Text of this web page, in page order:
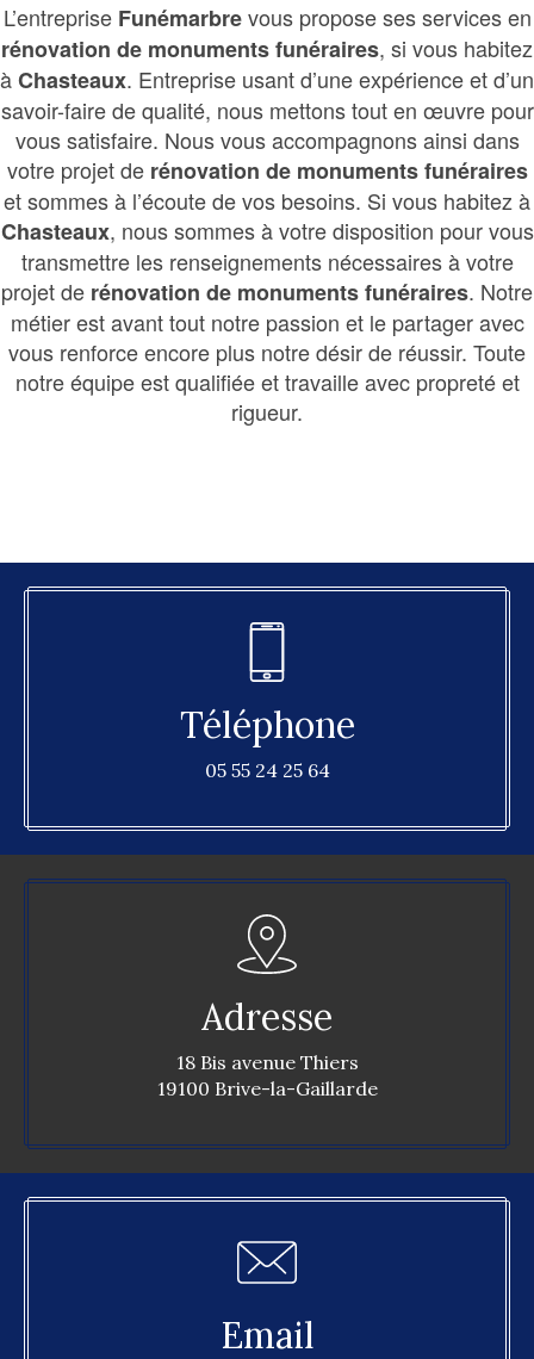
L’entreprise Funémarbrevous propose ses services en
rénovation de monuments funéraires, si vous habitez
àChasteaux. Entreprise usant d’une expérience et d’un
savoir-faire de qualité, nous mettons tout en œuvre pour
vous satisfaire. Nous vous accompagnons ainsi dans
votre projet de rénovation de monuments funéraires
et sommes à l’écoute de vos besoins. Si vous habitez à
Chasteaux, nous sommes à votre disposition pour vous
transmettre les renseignements nécessaires à votre
projet de rénovation de monuments funéraires. Notre
métier est avant tout notre passion et le partager avec
vous renforce encore plus notre désir de réussir. Toute
notre équipe est qualifiée et travaille avec propreté et
rigueur.
Téléphone
05 55 24 25 64
Adresse
18 Bis avenue Thiers
19100 Brive-la-Gaillarde
Email